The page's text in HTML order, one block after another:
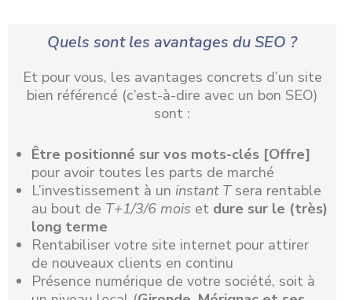
Quels sont les avantages du SEO ?
Et pour vous, les avantages concrets d’un site
bien référencé (c’est-à-dire avec un bon SEO)
sont :
Être positionné sur vos mots-clés [Offre]
pour avoir toutes les parts de marché
L’investissement à un instant Tsera rentable
au bout de T+1/3/6 mois et dure sur le (très)
long terme
Rentabiliser votre site internet pour attirer
de nouveaux clients en continu
Présence numérique de votre société, soit à